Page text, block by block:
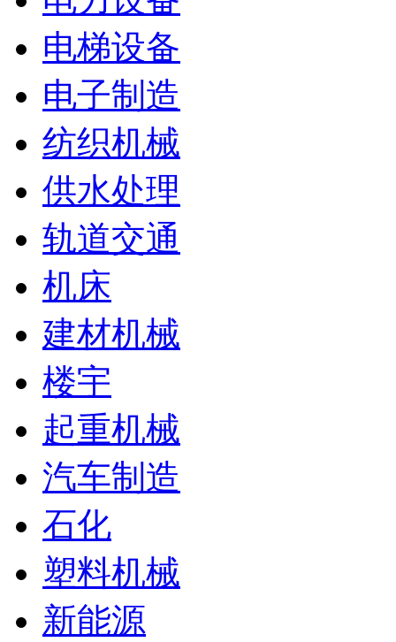
电梯设备
电子制造
纺织机械
供水处理
轨道交通
机床
建材机械
楼宇
起重机械
汽车制造
石化
塑料机械
新能源